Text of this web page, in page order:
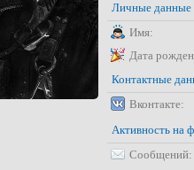
Личные данные
Имя:
Дата
Контактные
Вконтакте:
Активность на
Сообщений: